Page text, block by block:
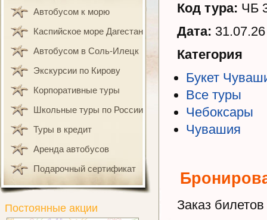
Код тура: ЧБ
Дата:
Категория
Букет
Все туры
Чебоксары
Чувашия
Заказ
Автобусом к морю
Каспийское море Дагестан
Автобусом в Соль-Илецк
Экскурсии по Кирову
Корпоративные туры
Школьные туры по России
Туры в кредит
Аренда автобусов
Подарочный сертификат
Постоянные акции